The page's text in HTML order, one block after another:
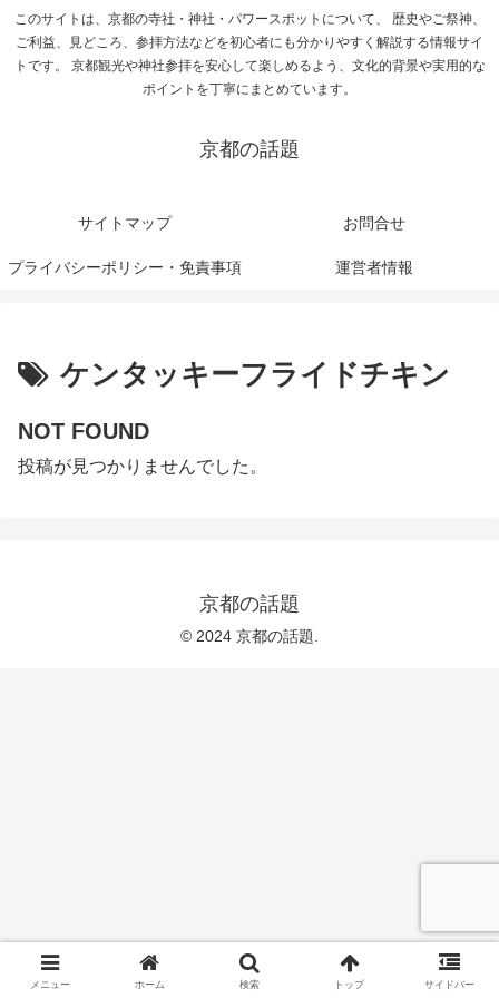
このサイトは、京都の寺社・神社・パワースポットについて、 歴史やご祭神、
ご利益、見どころ、参拝方法などを初心者にも分かりやすく解説する情報サイ
トです。 京都観光や神社参拝を安心して楽しめるよう、文化的背景や実用的な
ポイントを丁寧にまとめています。
京都の話題
サイトマップ お問合せ
プライバシーポリシー・免責事項 運営者情報
ケンタッキーフライドチキン
NOT FOUND
投稿が見つかりませんでした。
京都の話題
© 2024 京都の話題.
メニュー ホーム 検索 トップ サイドバー